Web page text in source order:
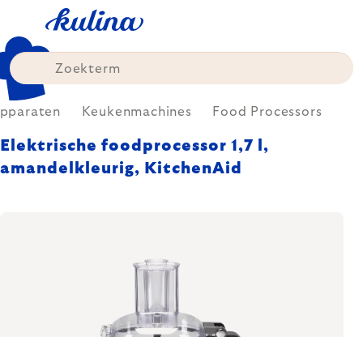
content
Keukenmachines Food Processors
Elektrische foodprocessor 1,7 l,
amandelkleurig, KitchenAid